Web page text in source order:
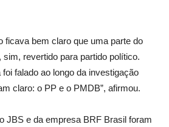
ficava bem claro que uma parte do
sim, revertido para partido político.
falado ao longo da investigação
claro: o PP e o PMDB”, afirmou.
JBS e da empresa BRF Brasil foram